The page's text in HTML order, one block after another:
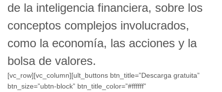
de la inteligencia financiera, sobre los
conceptos complejos involucrados,
como la economía, las acciones y la
bolsa de valores.
[vc_row][vc_column][ult_buttons btn_title=”Descarga gratuita”
btn_size=”ubtn-block” btn_title_color=”#ffffff”